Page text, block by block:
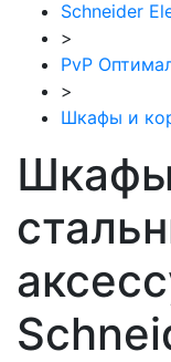
Schneider
>
PvP
>
Шкафы и
Шкафы